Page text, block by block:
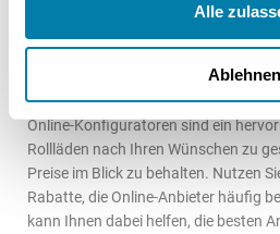
Alle
Ablehnen
a) Online-
Online-Konfiguratoren sind ein
Rollläden nach Ihren Wünschen zu
Preise im Blick zu behalten. Nutzen
Rabatte, die Online-Anbieter häufig
kann Ihnen dabei helfen, die besten